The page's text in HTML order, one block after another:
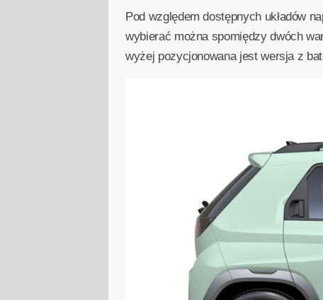
Pod względem dostępnych układów
wybierać można spomiędzy dwóch
wyżej pozycjonowana jest wersja z